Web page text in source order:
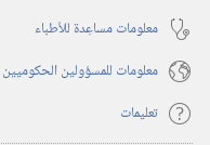
معلومات مساعِدة للأطباء
معلومات للمسؤولين
تعليمات